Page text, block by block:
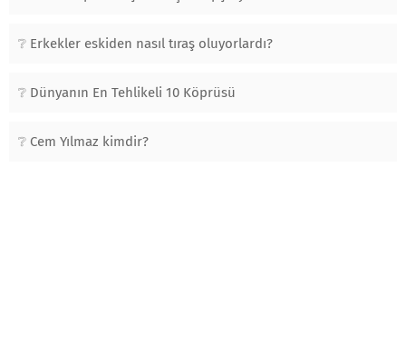
Erkekler eskiden nasıl tıraş oluyorlardı?
Dünyanın En Tehlikeli 10 Köprüsü
Cem Yılmaz kimdir?